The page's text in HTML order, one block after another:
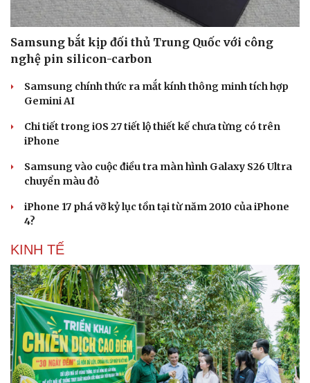
Samsung bắt kịp đối thủ Trung Quốc với công
nghệ pin silicon-carbon
Samsung chính thức ra mắt kính thông minh tích hợp
Gemini AI
Chi tiết trong iOS 27 tiết lộ thiết kế chưa từng có trên
iPhone
Samsung vào cuộc điều tra màn hình Galaxy S26 Ultra
chuyển màu đỏ
iPhone 17 phá vỡ kỷ lục tồn tại từ năm 2010 của iPhone
4?
KINH TẾ